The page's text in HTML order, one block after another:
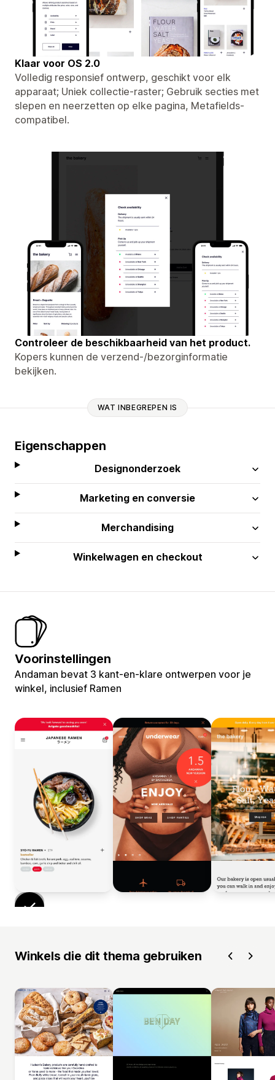
Klaar voor OS 2.0
Volledig responsief ontwerp, geschikt voor elk
apparaat; Uniek collectie-raster; Gebruik secties met
slepen en neerzetten op elke pagina, Metafields-
compatibel.
Controleer de beschikbaarheid van het product.
Kopers kunnen de verzend-/bezorginformatie
bekijken.
WAT INBEGREPEN IS
Eigenschappen
Designonderzoek
Marketing en conversie
Merchandising
Winkelwagen en checkout
Voorinstellingen
Andaman bevat 3 kant-en-klare ontwerpen voor je
winkel, inclusief Ramen
Winkels die dit thema gebruiken